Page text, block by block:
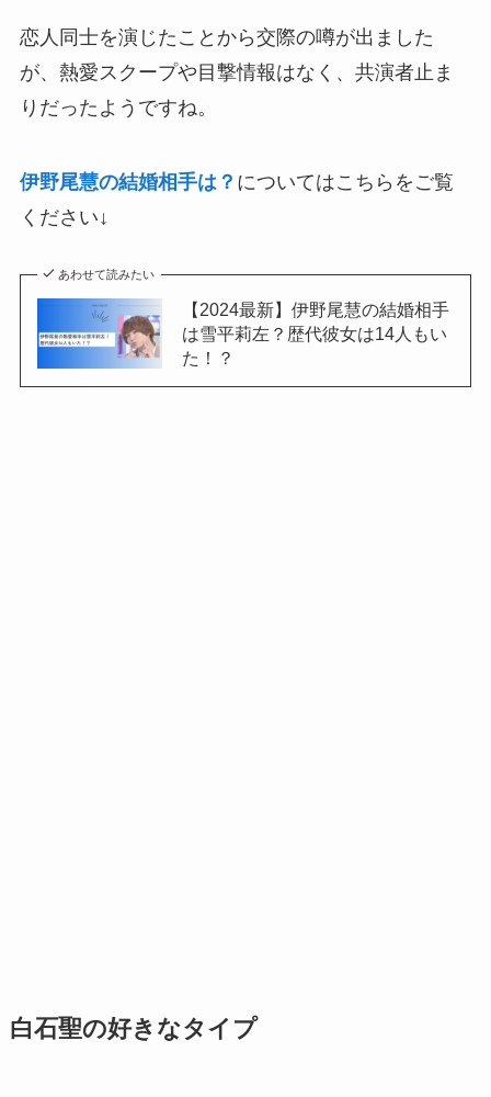
恋人同士を演じたことから交際の噂が出ました
が、熱愛スクープや目撃情報はなく、共演者止ま
りだったようですね。
伊野尾慧の結婚相手は？ についてはこちらをご覧
ください↓
あわせて読みたい
【2024最新】伊野尾慧の結婚相手
は雪平莉左？歴代彼女は14人もい
た！？
白石聖の好きなタイプ